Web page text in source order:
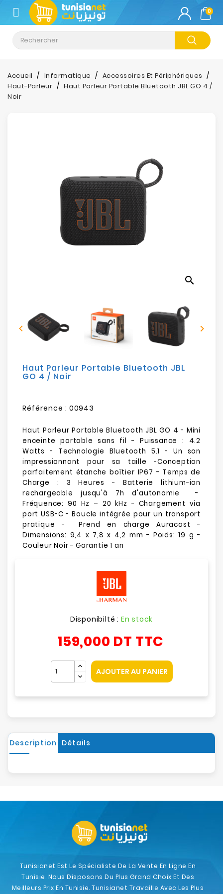
CATÉGORIE
Climatisation
Informatique
Téléphonie
Electroménager
Mobilités
0
Accueil Informatique
Accessoires Et Périphériques
Haut-Parleur
Haut Parleur Portable Bluetooth JBL GO 4 /
Noir
search
 
Haut Parleur Portable Bluetooth JBL
GO 4 / Noir
Référence : 00943
Haut Parleur Portable Bluetooth JBL GO 4 - Mini
enceinte portable sans fil - Puissance : 4.2
Watts - Technologie Bluetooth 5.1 - Un son
impressionnant pour sa taille -Conception
parfaitement étanche boîtier IP67 - Temps de
Charge : 3 Heures - Batterie lithium-ion
rechargeable jusqu'à 7h d'autonomie -
Fréquence: 90 Hz – 20 kHz - Chargement via
port USB-C - Boucle intégrée pour un transport
pratique - Prend en charge Auracast -
Dimensions: 9,4 x 7,8 x 4,2 mm - Poids: 19 g -
Couleur Noir - Garantie 1 an
Disponibilté : En stock
159,000 DT TTC
AJOUTER AU PANIER
Description Détails
Tunisianet Est Le Spécialiste De La Vente En Ligne En
Tunisie. Nous Disposons Du Plus Grand Choix Et Des
Meilleurs Prix En Tunisie. Tunisianet Travaille Avec Les Plus